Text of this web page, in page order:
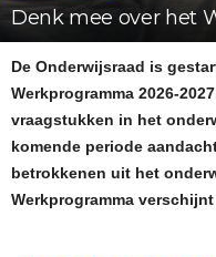
Denk mee over het
De Onderwijsraad is
Werkprogramma 2026-
vraagstukken in het
komende periode
betrokkenen uit het
Werkprogramma